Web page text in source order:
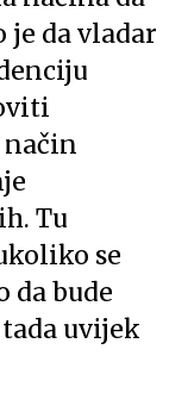
da vladar
način
Tu
se
da bude
uvijek